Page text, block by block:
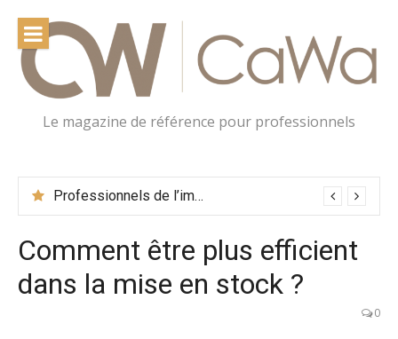
Le magazine de référence pour professionnels
Professionnels de l’immobilier : pourquoi engager un expert-comptable spécialisé
Comment être plus efficient
dans la mise en stock ?
0